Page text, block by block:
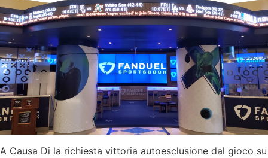
A Causa Di la richiesta vittoria autoesclusione dal gioco su